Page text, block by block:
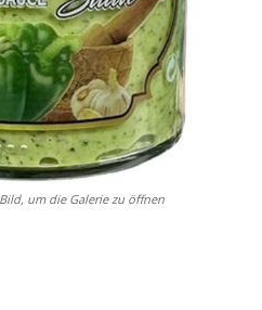
um die Galerie zu öffnen